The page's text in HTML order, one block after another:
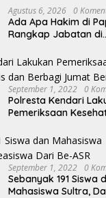
Agustus 6, 2026 0
Ada Apa Hakim di
Rangkap Jabatan di
Sekprov Bungkam,
PERJOSI Desak KY –
Turun Tangan
September 1, 2022 0
Polresta Kendari
Pemeriksaan
Berkah
September 1, 2022 0
Sebanyak 191 Siswa
Mahasiswa Sultra,